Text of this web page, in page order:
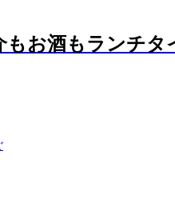
お酒もランチタ